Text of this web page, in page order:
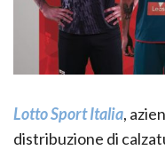
Lotto Sport Italia,
distribuzione di